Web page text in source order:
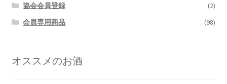
協会会員登録
(2)
会員専用商品
(98)
オススメのお酒